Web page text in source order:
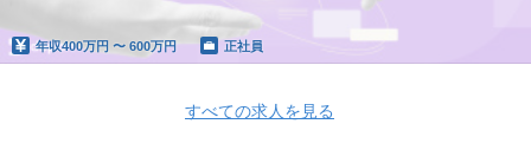
年収400万円 〜 600万円 正社員
すべての求人を見る